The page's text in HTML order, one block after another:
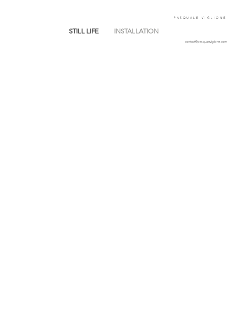
contact@pasqualeviglione.com
PASQUALE VIGLIONE
STILL LIFE INSTALLATION